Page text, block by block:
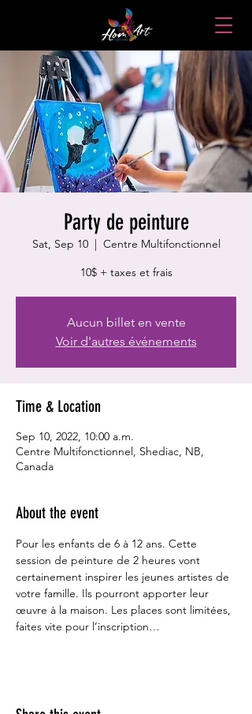
Party de peinture
Sat, Sep 10
  |
Centre Multifonctionnel
10$ + taxes et frais
Aucun billet en vente
Voir d'autres événements
Time & Location
Sep 10, 2022, 10:00 a.m.
Centre Multifonctionnel, Shediac, NB,
Canada
About the event
Pour les enfants de 6 à 12 ans. Cette
session de peinture de 2 heures vont
certainement inspirer les jeunes artistes de
votre famille. Ils pourront apporter leur
œuvre à la maison. Les places sont limitées,
faites vite pour l’inscription…